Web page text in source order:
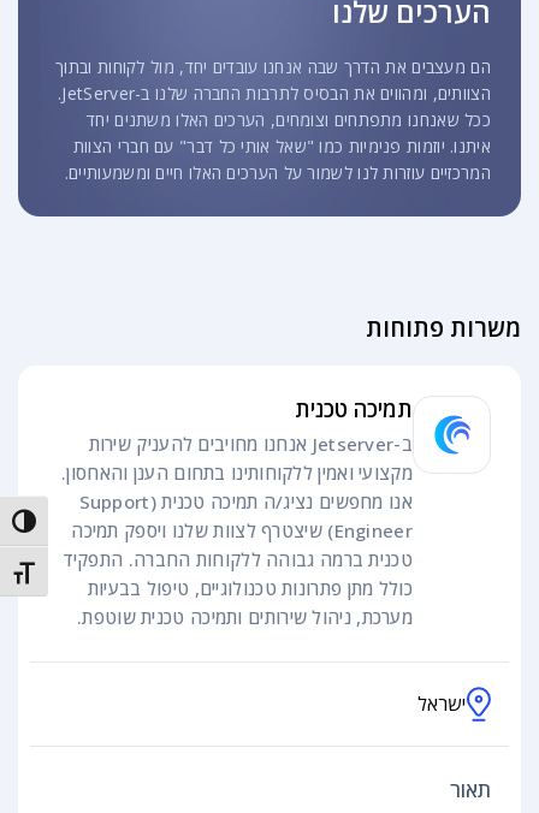
הערכים שלנו
הם מעצבים את הדרך שבה אנחנו עובדים יחד, מול לקוחות ובתוך
הצוותים, ומהווים את הבסיס לתרבות החברה שלנו ב-JetServer.
ככל שאנחנו מתפתחים וצומחים, הערכים האלו משתנים יחד
איתנו. יוזמות פנימיות כמו "שאל אותי כל דבר" עם חברי הצוות
המרכזיים עוזרות לנו לשמור על הערכים האלו חיים ומשמעותיים.
משרות פתוחות
תמיכה טכנית
ב-Jetserver אנחנו מחויבים להעניק שירות
מקצועי ואמין ללקוחותינו בתחום הענן והאחסון.
אנו מחפשים נציג/ה תמיכה טכנית (Support
Engineer) שיצטרף לצוות שלנו ויספק תמיכה
טכנית ברמה גבוהה ללקוחות החברה. התפקיד
כולל מתן פתרונות טכנולוגיים, טיפול בבעיות
מערכת, ניהול שירותים ותמיכה טכנית שוטפת.
ישראל
תאור